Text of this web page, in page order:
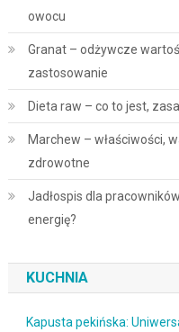
owocu
Granat – odżywcze
zastosowanie
Dieta raw – co to jest,
Marchew – właściwości,
zdrowotne
Jadłospis dla
energię?
KUCHNIA
Kapusta pekińska: